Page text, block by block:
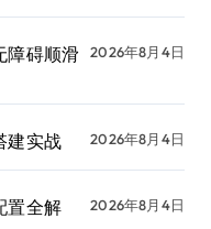
障碍顺滑
2026年8月4日
建实战 2026年8月4日
置全解 2026年8月4日